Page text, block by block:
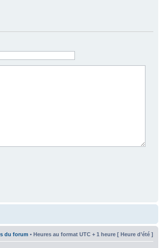
du forum • Heures au format UTC + 1 heure [ Heure d’été ]